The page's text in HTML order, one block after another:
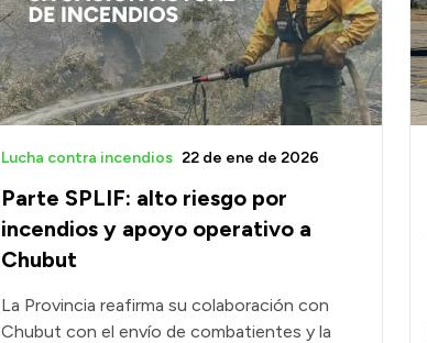
Parte SPLIF: alto riesgo por
incendios y apoyo operativo a
Chubut
Lucha contra incendios 22 de ene de 2026
La Provincia reafirma su colaboración con
Chubut con el envío de combatientes y la